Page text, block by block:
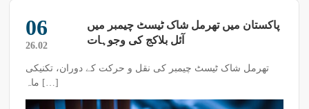
06
26.02
پاکستان میں تھرمل شاک ٹیسٹ چیمبر میں
آئل بلاکج کی وجوہات
تھرمل شاک ٹیسٹ چیمبر کی نقل و حرکت کے دوران، تکنیکی
ماہ […]